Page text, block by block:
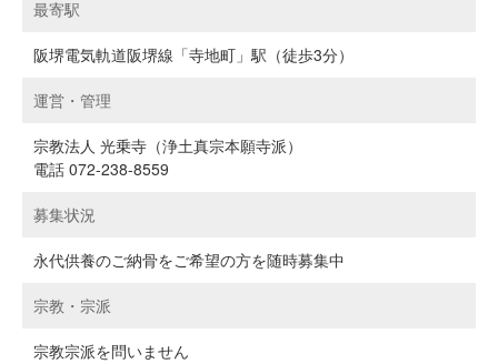
最寄駅
阪堺電気軌道阪堺線「寺地町」駅（徒歩3分）
運営・管理
宗教法人 光乗寺（浄土真宗本願寺派）
電話 072-238-8559
募集状況
永代供養のご納骨をご希望の方を随時募集中
宗教・宗派
宗教宗派を問いません